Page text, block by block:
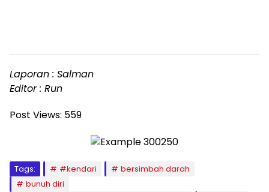
Laporan : Salman
Editor : Run
Post Views: 559
Tags: #kendari
bersimbah darah
bunuh diri